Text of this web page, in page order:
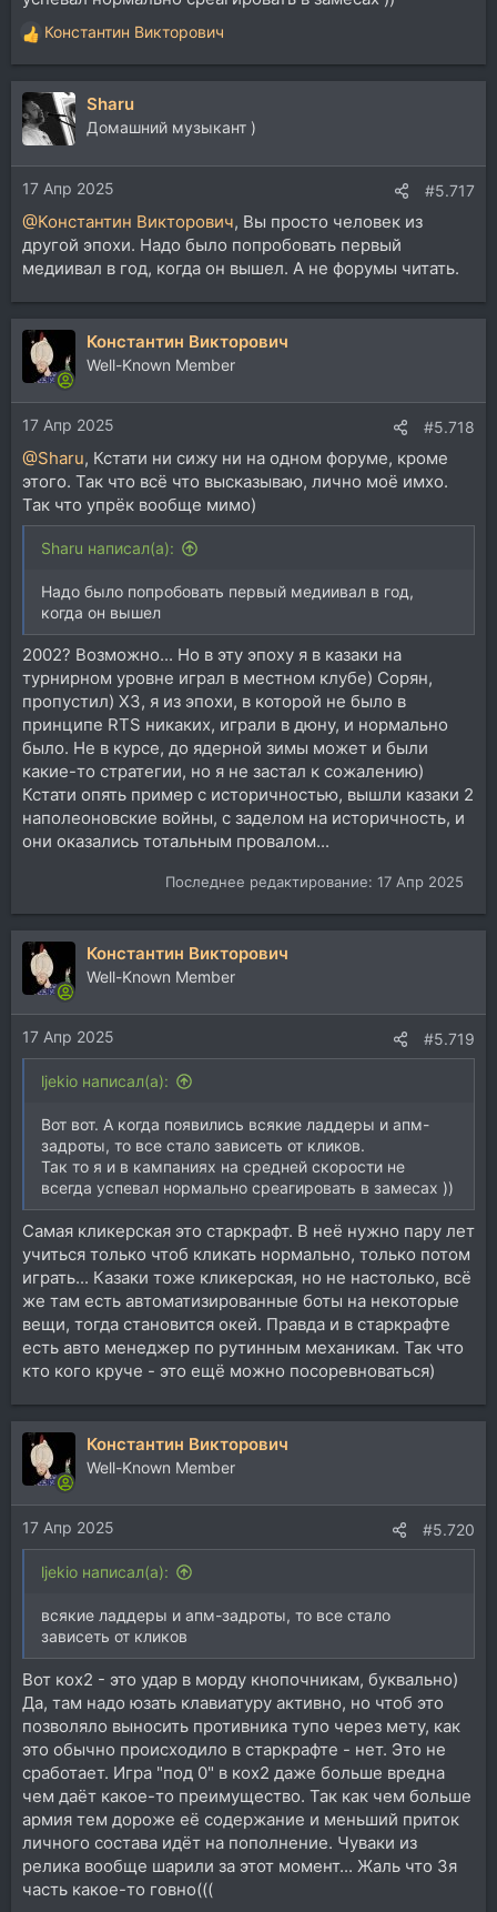
Р
е
а
к
ц
и
и
:
Константин Викторович
Sharu
Домашний музыкант )
17 Апр 2025 #5.717
@Константин Викторович, Вы просто человек из
другой эпохи. Надо было попробовать первый
медиивал в год, когда он вышел. А не форумы читать.
Константин Викторович
Well-Known Member
17 Апр 2025 #5.718
@Sharu, Кстати ни сижу ни на одном форуме, кроме
этого. Так что всё что высказываю, лично моё имхо.
Так что упрёк вообще мимо)
Sharu написал(а):
Надо было попробовать первый медиивал в год,
когда он вышел
2002? Возможно... Но в эту эпоху я в казаки на
турнирном уровне играл в местном клубе) Сорян,
пропустил) ХЗ, я из эпохи, в которой не было в
принципе RTS никаких, играли в дюну, и нормально
было. Не в курсе, до ядерной зимы может и были
какие-то стратегии, но я не застал к сожалению)
Кстати опять пример с историчностью, вышли казаки 2
наполеоновские войны, с заделом на историчность, и
они оказались тотальным провалом...
Последнее редактирование: 17 Апр 2025
Константин Викторович
Well-Known Member
17 Апр 2025 #5.719
ljekio написал(а):
Вот вот. А когда появились всякие ладдеры и апм-
задроты, то все стало зависеть от кликов.
Так то я и в кампаниях на средней скорости не
всегда успевал нормально среагировать в замесах ))
Самая кликерская это старкрафт. В неё нужно пару лет
учиться только чтоб кликать нормально, только потом
играть... Казаки тоже кликерская, но не настолько, всё
же там есть автоматизированные боты на некоторые
вещи, тогда становится окей. Правда и в старкрафте
есть авто менеджер по рутинным механикам. Так что
кто кого круче - это ещё можно посоревноваться)
Константин Викторович
Well-Known Member
17 Апр 2025 #5.720
ljekio написал(а):
всякие ладдеры и апм-задроты, то все стало
зависеть от кликов
Вот кох2 - это удар в морду кнопочникам, буквально)
Да, там надо юзать клавиатуру активно, но чтоб это
позволяло выносить противника тупо через мету, как
это обычно происходило в старкрафте - нет. Это не
сработает. Игра "под 0" в кох2 даже больше вредна
чем даёт какое-то преимущество. Так как чем больше
армия тем дороже её содержание и меньший приток
личного состава идёт на пополнение. Чуваки из
релика вообще шарили за этот момент... Жаль что 3я
часть какое-то говно(((